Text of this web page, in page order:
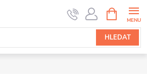
HLEDAT
NÁKUPNÍ
KOŠÍK